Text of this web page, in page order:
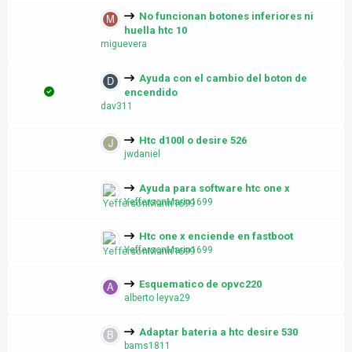
No funcionan botones inferiores ni
huella htc 10
miguevera
Ayuda con el cambio del boton de
encendido
dav311
Htc d100l o desire 526
jwdaniel
Ayuda para software htc one x
YeffersonMarin1699
Htc one x enciende en fastboot
YeffersonMarin1699
Esquematico de opvc220
alberto leyva29
Adaptar bateria a htc desire 530
bams1811